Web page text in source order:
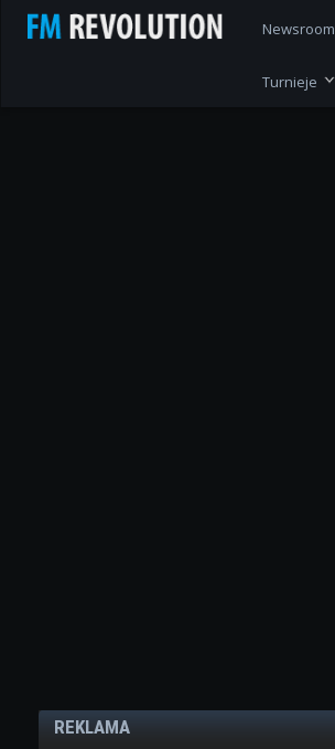
Newsroom
Turnieje
REKLAMA